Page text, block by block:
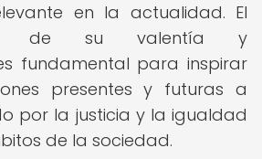
en la actualidad. El
de su valentía y
fundamental para inspirar
presentes y futuras a
por la justicia y la igualdad
de la sociedad.